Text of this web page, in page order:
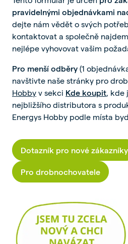
pravidelnými objednávkami
dejte nám vědět o svých
kontaktovat a společně
nejlépe vyhovovat vašim
Pro menší odběry (1
navštivte naše stránky pro
Hobby v sekci Kde koupit, kde
nejbližšího distributora s
Energys Hobby podle místa
Dotazník pro nové zákazníky
Pro drobnochovatele